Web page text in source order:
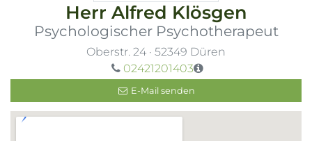
Herr Alfred Klösgen
Psychologischer Psychotherapeut
Oberstr. 24 · 52349 Düren
02421201403
E-Mail senden